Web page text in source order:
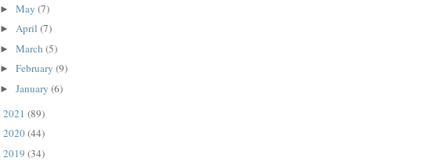
► May (7)
► April (7)
► March (5)
► February (9)
► January (6)
2021 (89)
2020(44)
2019 (34)